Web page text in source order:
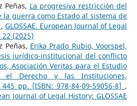
Peñas, La progresiva restricción del
guerra como Estado al sistema de
,GLOSSAE. European Journal of Legal
22 (2025)
Peñas, Erika Prado Rubio, Voorspel,
jurídico-institucional del conflicto
Asociación Veritas para el Estudio
Derecho y las Instituciones,
pp. [ISBN: 978-84-09-59056-8] ,
Journal of Legal History: GLOSSAE